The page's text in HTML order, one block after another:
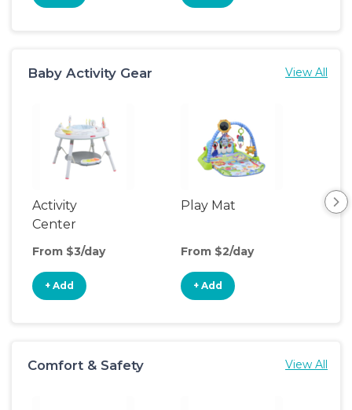
Baby Activity Gear View All
Activity
Center
From $3/day
+ Add
Play Mat
From $2/day
+ Add
Comfort & Safety View All